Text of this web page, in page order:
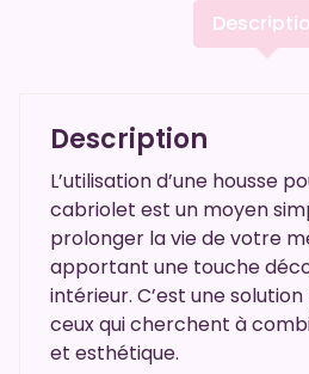
Description
L’utilisation d’une housse
cabriolet est un moyen
prolonger la vie de votre
apportant une touche
intérieur. C’est une
ceux qui cherchent à
et esthétique.